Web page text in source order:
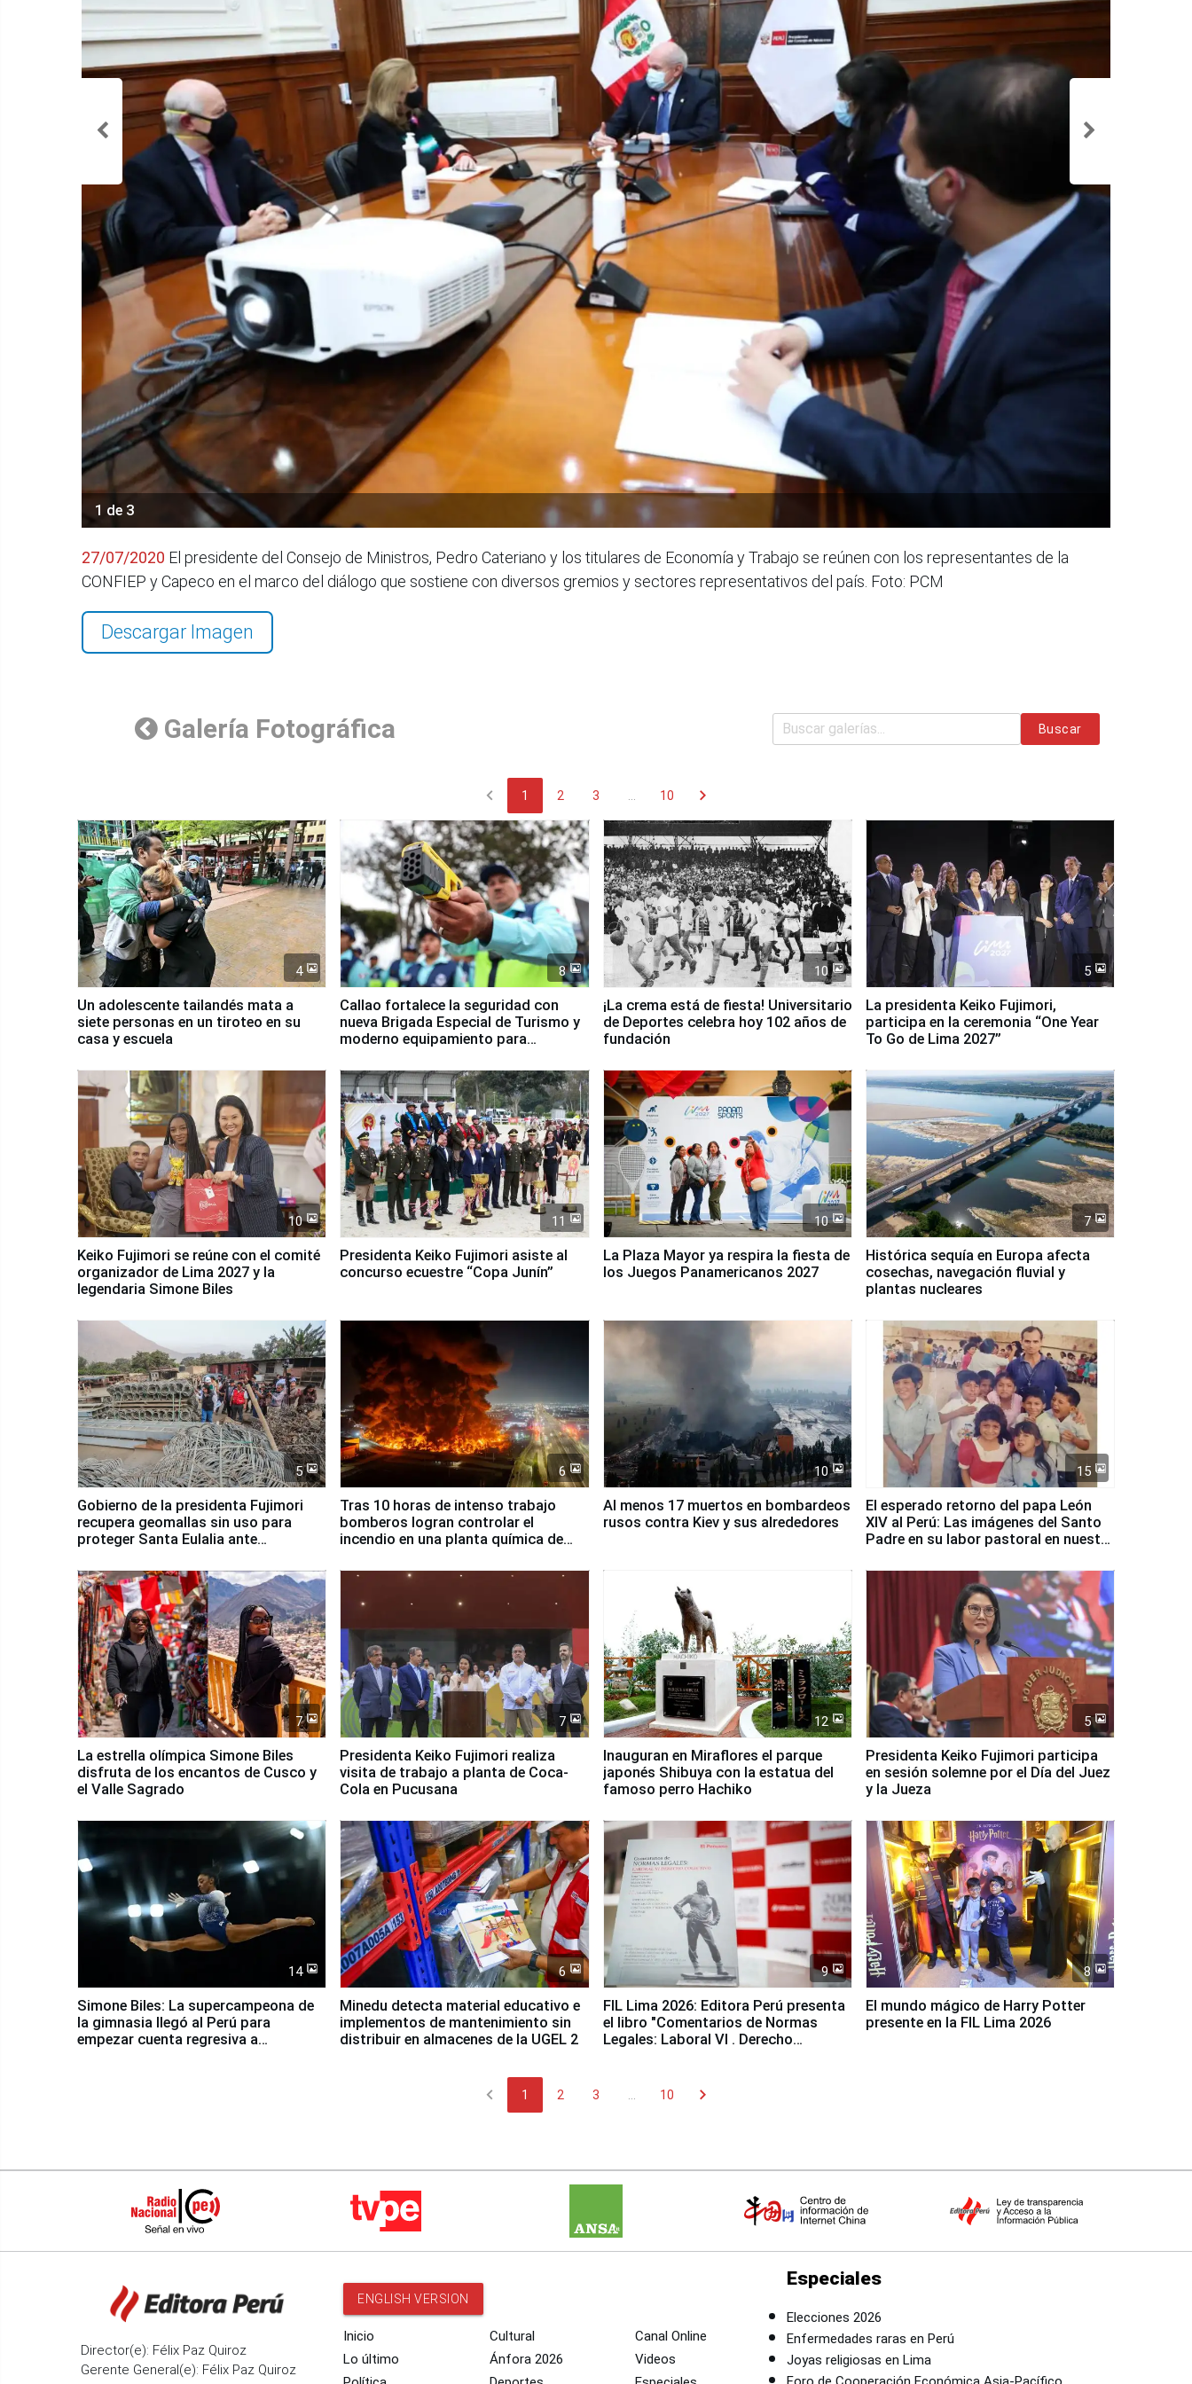
1 de 3
27/07/2020 El presidente del Consejo de Ministros, Pedro Cateriano y los titulares de Economía y Trabajo se reúnen con los representantes de la
CONFIEP y Capeco en el marco del diálogo que sostiene con diversos gremios y sectores representativos del país. Foto: PCM
Descargar Imagen
Galería Fotográfica Buscar
chevron_left 1 2 3 10 chevron_right
4
Un adolescente tailandés mata a
siete personas en un tiroteo en su
casa y escuela
8
Callao fortalece la seguridad con
nueva Brigada Especial de Turismo y
moderno equipamiento para
10
¡La crema está de fiesta! Universitario
de Deportes celebra hoy 102 años de
fundación
5
La presidenta Keiko Fujimori,
participa en la ceremonia “One Year
To Go de Lima 2027”
10
Keiko Fujimori se reúne con el comité
organizador de Lima 2027 y la
legendaria Simone Biles
11
Presidenta Keiko Fujimori asiste al
concurso ecuestre “Copa Junín”
10
La Plaza Mayor ya respira la fiesta de
los Juegos Panamericanos 2027
7
Histórica sequía en Europa afecta
cosechas, navegación fluvial y
plantas nucleares
5
Gobierno de la presidenta Fujimori
recupera geomallas sin uso para
proteger Santa Eulalia ante
6
Tras 10 horas de intenso trabajo
bomberos logran controlar el
incendio en una planta química de
10
Al menos 17 muertos en bombardeos
rusos contra Kiev y sus alrededores
15
El esperado retorno del papa León
XIV al Perú: Las imágenes del Santo
Padre en su labor pastoral en nuestro
7
La estrella olímpica Simone Biles
disfruta de los encantos de Cusco y
el Valle Sagrado
7
Presidenta Keiko Fujimori realiza
visita de trabajo a planta de Coca-
Cola en Pucusana
12
Inauguran en Miraflores el parque
japonés Shibuya con la estatua del
famoso perro Hachiko
5
Presidenta Keiko Fujimori participa
en sesión solemne por el Día del Juez
y la Jueza
14
Simone Biles: La supercampeona de
la gimnasia llegó al Perú para
empezar cuenta regresiva a
6
Minedu detecta material educativo e
implementos de mantenimiento sin
distribuir en almacenes de la UGEL 2
9
FIL Lima 2026: Editora Perú presenta
el libro "Comentarios de Normas
Legales: Laboral Vl . Derecho
8
El mundo mágico de Harry Potter
presente en la FIL Lima 2026
chevron_left 1 2 3 10 chevron_right
Director(e): Félix Paz Quiroz
Gerente General(e): Félix Paz Quiroz
ENGLISH VERSION
Inicio
Lo último
Cultural
Ánfora 2026
Canal Online
Videos
Especiales
Elecciones 2026
Enfermedades raras en Perú
Joyas religiosas en Lima